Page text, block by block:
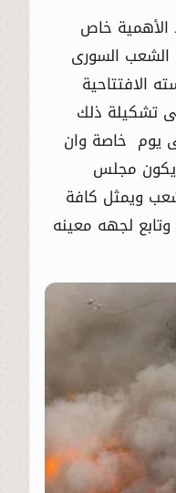
الأهمية خاص
الشعب السورى
الافتتاحية
تشكيلة ذلك
يوم خاصة وان
يكون مجلس
ويمثل كافة
لجهه معينه